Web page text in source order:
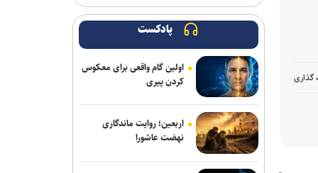
گذاری
باختر: انتقال قرضی بازیکن بدون ثبت
قرارداد تخلف است/ استقلال با مجازاتی
ماجرای پیشنهاد سهراب بختیاری زاده به
سردار آزمون چیست؟/ وعده پوچی که به
سرمربی استقلال داده شد
تمرینات نارنجی پوشان از هفته آینده
پادکست
اولین گام واقعی برای معکوس
کردن پیری
اربعین؛ روایت ماندگاری
نهضت عاشورا